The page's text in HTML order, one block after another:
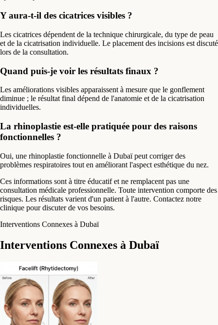
Y aura-t-il des cicatrices visibles ?
Les cicatrices dépendent de la technique chirurgicale, du type de peau
et de la cicatrisation individuelle. Le placement des incisions est discuté
lors de la consultation.
Quand puis-je voir les résultats finaux ?
Les améliorations visibles apparaissent à mesure que le gonflement
diminue ; le résultat final dépend de l'anatomie et de la cicatrisation
individuelles.
La rhinoplastie est-elle pratiquée pour des raisons
fonctionnelles ?
Oui, une rhinoplastie fonctionnelle à Dubaï peut corriger des
problèmes respiratoires tout en améliorant l'aspect esthétique du nez.
Ces informations sont à titre éducatif et ne remplacent pas une
consultation médicale professionnelle. Toute intervention comporte des
risques. Les résultats varient d'un patient à l'autre. Contactez notre
clinique pour discuter de vos besoins.
Interventions Connexes à Dubaï
Interventions Connexes à Dubaï